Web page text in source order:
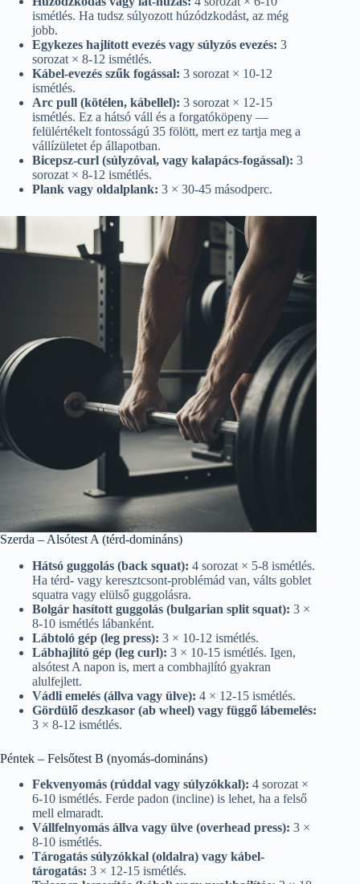
ismétlés. Ha tudsz súlyozott húzódzkodást, az még
jobb.
Egykezes hajlított evezés vagy súlyzós evezés: 3
sorozat × 8-12 ismétlés.
Kábel-evezés szűk fogással: 3 sorozat × 10-12
ismétlés.
Arc pull (kötélen, kábellel): 3 sorozat × 12-15
ismétlés. Ez a hátsó váll és a forgatóköpeny —
felülértékelt fontosságú 35 fölött, mert ez tartja meg a
vállízületet ép állapotban.
Bicepsz-curl (súlyzóval, vagy kalapács-fogással): 3
sorozat × 8-12 ismétlés.
Plank vagy oldalplank: 3 × 30-45 másodperc.
Szerda – Alsótest A (térd-domináns)
Hátsó guggolás (back squat): 4 sorozat × 5-8 ismétlés.
Ha térd- vagy keresztcsont-problémád van, válts goblet
squatra vagy elülső guggolásra.
Bolgár hasított guggolás (bulgarian split squat): 3 ×
8-10 ismétlés lábanként.
Lábtoló gép (leg press): 3 × 10-12 ismétlés.
Lábhajlító gép (leg curl): 3 × 10-15 ismétlés. Igen,
alsótest A napon is, mert a combhajlító gyakran
alulfejlett.
Vádli emelés (állva vagy ülve): 4 × 12-15 ismétlés.
Gördülő deszkasor (ab wheel) vagy függő lábemelés:
3 × 8-12 ismétlés.
Péntek – Felsőtest B (nyomás-domináns)
Fekvenyomás (rúddal vagy súlyzókkal): 4 sorozat ×
6-10 ismétlés. Ferde padon (incline) is lehet, ha a felső
mell elmaradt.
Vállfelnyomás állva vagy ülve (overhead press): 3 ×
8-10 ismétlés.
Tárogatás súlyzókkal (oldalra) vagy kábel-
tárogatás: 3 × 12-15 ismétlés.